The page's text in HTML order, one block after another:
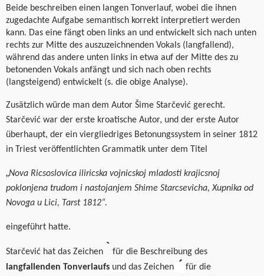
Beide beschreiben einen langen Tonverlauf, wobei die ihnen
zugedachte Aufgabe semantisch korrekt interpretiert werden
kann. Das eine fängt oben links an und entwickelt sich nach unten
rechts zur Mitte des auszuzeichnenden Vokals (langfallend),
während das andere unten links in etwa auf der Mitte des zu
betonenden Vokals anfängt und sich nach oben rechts
(langsteigend) entwickelt (s. die obige Analyse).
Zusätzlich würde man dem Autor Šime Starčević gerecht.
Starčević war der erste kroatische Autor, und der erste Autor
überhaupt, der ein viergliedriges Betonungssystem in seiner 1812
in Triest veröffentlichten Grammatik unter dem Titel
„Nova Ricsoslovica iliricska vojnicskoj mladosti krajicsnoj
poklonjena trudom i nastojanjem Shime Starcsevicha, Xupnika od
Novoga u Lici, Tarst 1812“.
eingeführt hatte.
Starčević hat das Zeichen für die Beschreibung des
langfallenden Tonverlaufs und das Zeichen ´ für die